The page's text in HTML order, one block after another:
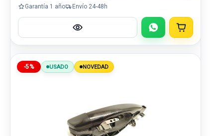
Garantía 1 año Envío 24-48h
-5% USADO NOVEDAD